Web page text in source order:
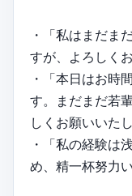
・「私はまだま
すが、よろしく
・「本日はお時
す。まだまだ若
しくお願いいた
・「私の経験は
め、精一杯努力